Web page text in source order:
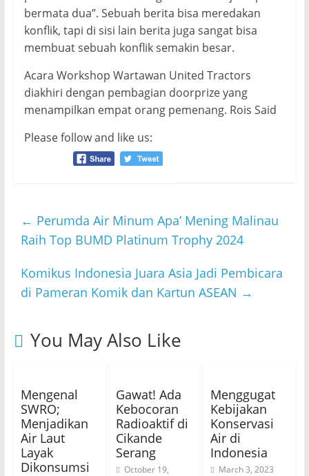
bermata dua”. Sebuah berita bisa meredakan
konflik, tapi di sisi lain berita juga sangat bisa
membuat sebuah konflik semakin besar.
Acara Workshop Wartawan United Tractors
diakhiri dengan pembagian doorprize yang
menampilkan empat orang pemenang. Rois Said
Please follow and like us:
← Perumda Air Minum Apa’ Mening Malinau
Raih Top BUMD Platinum Trophy 2024
Komikus Indonesia Juara Asia Jadi Pembicara
di Pameran Komik dan Kartun ASEAN →
You May Also Like
Mengenal
SWRO;
Menjadikan
Air Laut
Layak
Dikonsumsi
Gawat! Ada
Kebocoran
Radioaktif di
Cikande
Serang
October 19,
Menggugat
Kebijakan
Konservasi
Air di
Indonesia
March 3, 2023